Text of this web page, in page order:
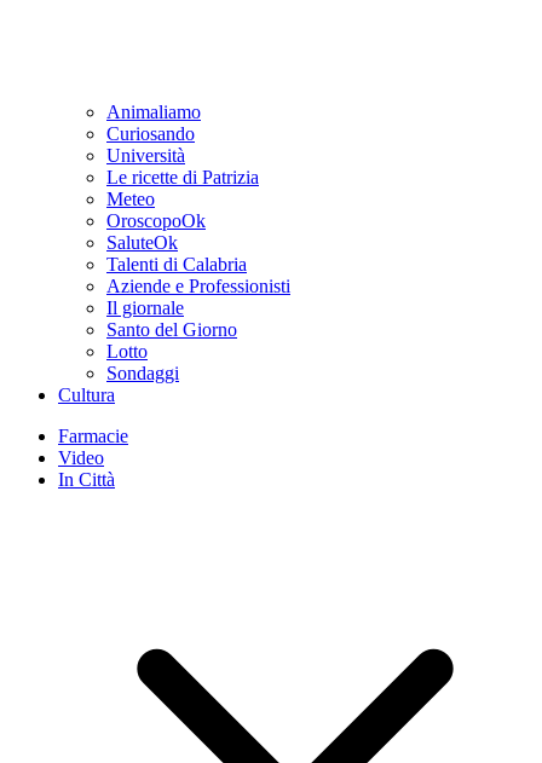
Animaliamo
Curiosando
Università
Le ricette di Patrizia
Meteo
OroscopoOk
SaluteOk
Talenti di Calabria
Aziende e Professionisti
Il giornale
Santo del Giorno
Lotto
Sondaggi
Cultura
Farmacie
Video
In Città